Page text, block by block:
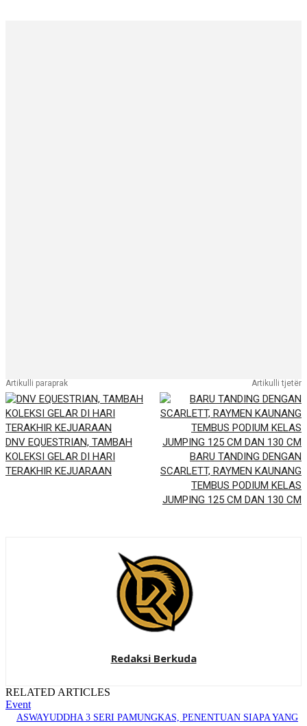
Artikulli paraprak
DNV EQUESTRIAN, TAMBAH
KOLEKSI GELAR DI HARI
TERAKHIR KEJUARAAN
Artikulli tjetër
BARU TANDING DENGAN
SCARLETT, RAYMEN KAUNANG
TEMBUS PODIUM KELAS
JUMPING 125 CM DAN 130 CM
Redaksi Berkuda
RELATED ARTICLES
Event
ASWAYUDDHA 3 SERI PAMUNGKAS, PENENTUAN SIAPA YANG